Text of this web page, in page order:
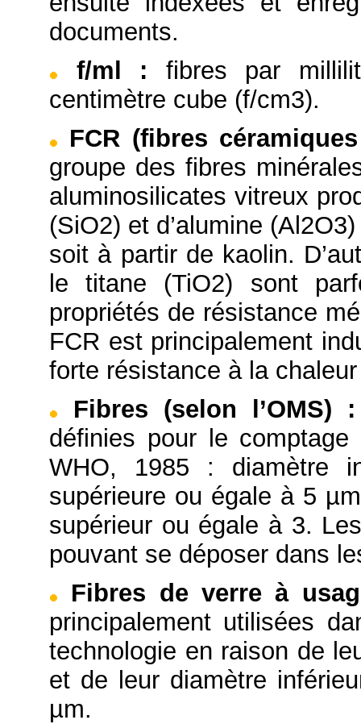
documents.
f/ml :
fibres par
centimètre cube (f/cm3).
FCR (fibres
groupe des fibres
aluminosilicates vitreux
(SiO2) et d’alumine
soit à partir de kaolin.
le titane (TiO2) sont
propriétés de résistance
FCR est principalement
forte résistance à la
Fibres (selon l’OMS) :
définies pour le
WHO, 1985 : diamètre
supérieure ou égale à 5
supérieur ou égale à 3.
pouvant se déposer dans
Fibres de verre à
principalement utilisées
technologie en raison de
et de leur diamètre
µm.